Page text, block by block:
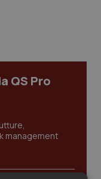
QS Pro
management